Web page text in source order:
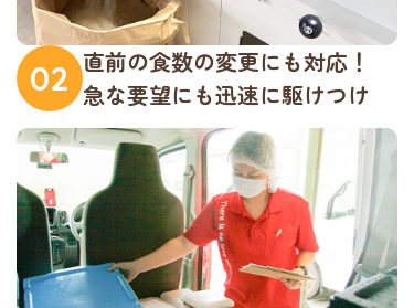
02 直前の食数の変更にも対応！
急な要望にも迅速に駆けつけ